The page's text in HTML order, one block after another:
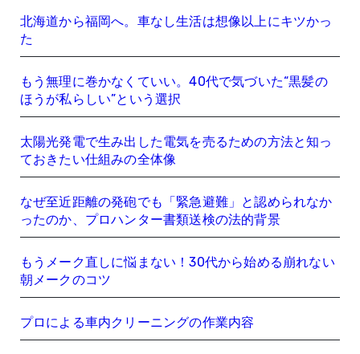
北海道から福岡へ。車なし生活は想像以上にキツかっ
た
もう無理に巻かなくていい。40代で気づいた“黒髪の
ほうが私らしい”という選択
太陽光発電で生み出した電気を売るための方法と知っ
ておきたい仕組みの全体像
なぜ至近距離の発砲でも「緊急避難」と認められなか
ったのか、プロハンター書類送検の法的背景
もうメーク直しに悩まない！30代から始める崩れない
朝メークのコツ
プロによる車内クリーニングの作業内容